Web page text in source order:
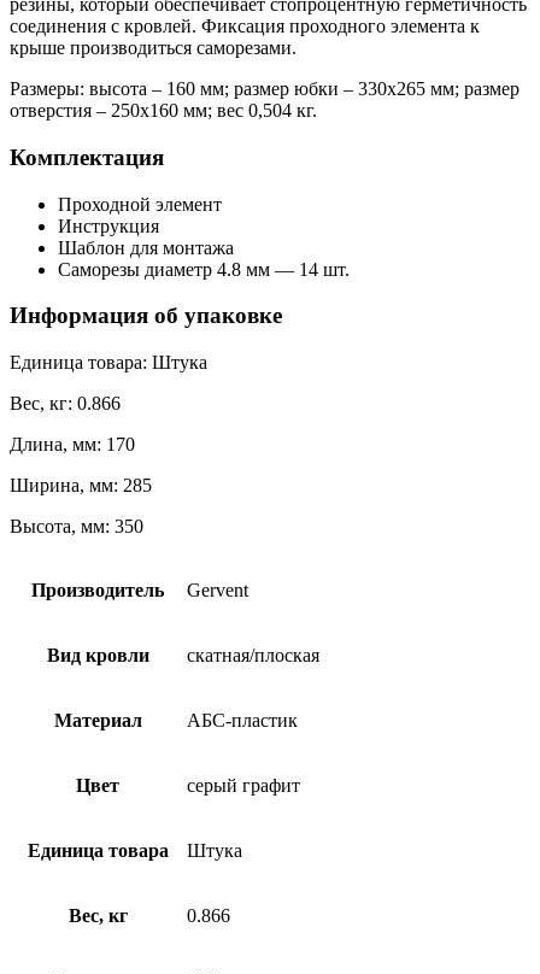
резины, который обеспечивает стопроцентную герметичность
соединения с кровлей. Фиксация проходного элемента к
крыше производиться саморезами.
Размеры: высота – 160 мм; размер юбки – 330х265 мм; размер
отверстия – 250х160 мм; вес 0,504 кг.
Комплектация
Проходной элемент
Инструкция
Шаблон для монтажа
Саморезы диаметр 4.8 мм — 14 шт.
Информация об упаковке
Единица товара: Штука
Вес, кг: 0.866
Длина, мм: 170
Ширина, мм: 285
Высота, мм: 350
Производитель Gervent
Вид кровли скатная/плоская
Материал АБС-пластик
Цвет серый графит
Единица товара Штука
Вес, кг 0.866